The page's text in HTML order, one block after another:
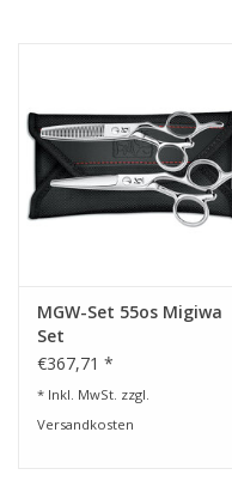
MGW-Set 55os Migiwa
Set
€367,71 *
* Inkl. MwSt. zzgl.
Versandkosten